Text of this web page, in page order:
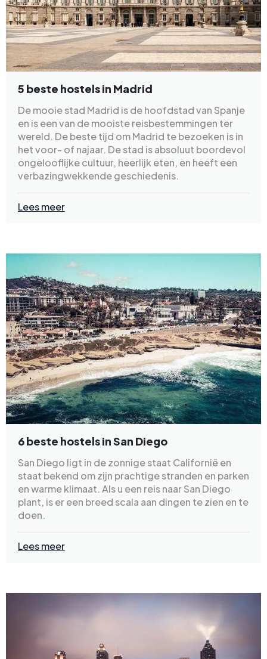
5 beste hostels in Madrid
De mooie stad Madrid is de hoofdstad van Spanje
en is een van de mooiste reisbestemmingen ter
wereld. De beste tijd om Madrid te bezoeken is in
het voor- of najaar. De stad is absoluut boordevol
ongelooflijke cultuur, heerlijk eten, en heeft een
verbazingwekkende geschiedenis.
Lees meer
6 beste hostels in San Diego
San Diego ligt in de zonnige staat Californië en
staat bekend om zijn prachtige stranden en parken
en warme klimaat. Als u een reis naar San Diego
plant, is er een breed scala aan dingen te zien en te
doen.
Lees meer